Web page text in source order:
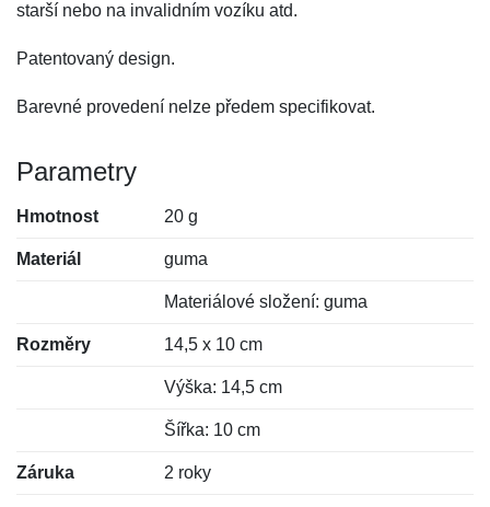
starší nebo na invalidním vozíku atd.
Patentovaný design.
Barevné provedení nelze předem specifikovat.
Parametry
Hmotnost 20 g
Materiál guma
Materiálové složení: guma
Rozměry 14,5 x 10 cm
Výška: 14,5 cm
Šířka: 10 cm
Záruka 2 roky